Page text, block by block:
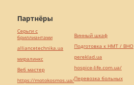
Партнёры
Серьги с
бриллиантами
alliancetechnika.ua
миралинкс
Веб мастер
https://motokosmos.ua/
Винный шкаф
Подготовка к НМТ / ВНО
pereklad.ua
hospice-life.com.ua/
Перевозка больных